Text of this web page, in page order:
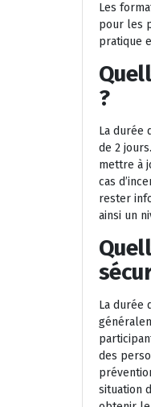
Les
pour les
pratique
?
La durée
de 2
mettre à
cas
rester
ainsi un
La durée
des
situation